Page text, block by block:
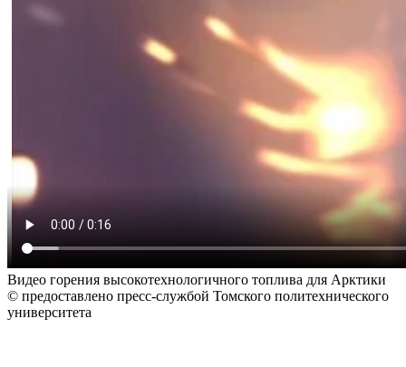
Видео горения высокотехнологичного топлива для Арктики
© предоставлено пресс-службой Томского политехнического
университета